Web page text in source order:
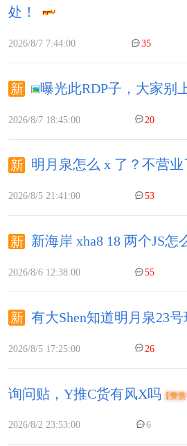
处！
2026/8/7 7:44:00 35
曝光此RDP子，大家别
2026/8/7 18:45:00 20
明月泉怎么 x 了？不营业
2026/8/5 21:41:00 53
新海岸 xha8 18 两个JS怎
2026/8/6 12:38:00 55
有大Shen知道明月泉23
2026/8/5 17:25:00 26
询问贴，Y推C货有风X吗【赞赏
2026/8/2 23:53:00 6